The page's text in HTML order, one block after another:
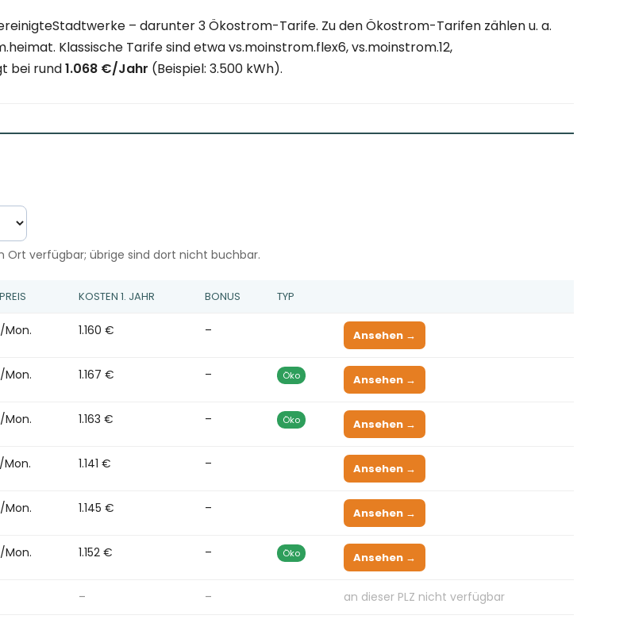
– darunter 3 Ökostrom-Tarife. Zu den Ökostrom-Tarifen zählen u. a.
Klassische Tarife sind etwa vs.moinstrom.flex6, vs.moinstrom.12,
bei rund1.068 €/Jahr (Beispiel: 3.500 kWh).
Ort verfügbar; übrige sind dort nicht buchbar.
KOSTEN 1. JAHR BONUS TYP
1.160 € – Ansehen →
1.167 € – Öko Ansehen →
1.163 € – Öko Ansehen →
1.141 € – Ansehen →
1.145 € – Ansehen →
1.152 € – Öko Ansehen →
– – an dieser PLZ nicht verfügbar